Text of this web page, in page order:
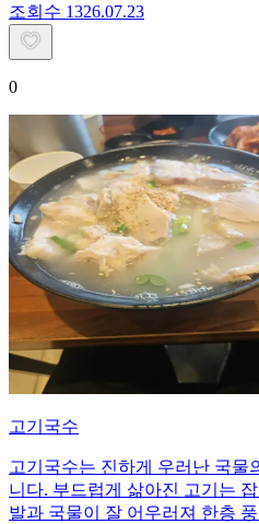
조회수 1326.07.23
0
고기국수
고기국수는 진하게 우러난 국물
니다. 부드럽게 삶아진 고기는
발과 국물이 잘 어우러져 한층